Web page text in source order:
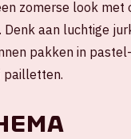
zomerse look met
aan luchtige
pakken in
pailletten.